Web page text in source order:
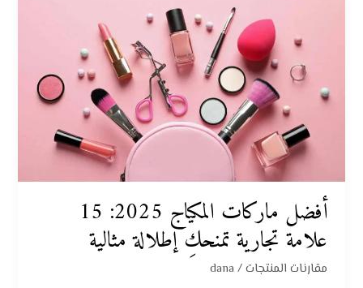
أفضل ماركات المكياج 2025: 15
علامة تجارية تمنحكِ إطلالة مثالية
مقارنات المنتجات/
dana
علامة
تجارية
تمنحكِ
إطلالة
مثالية